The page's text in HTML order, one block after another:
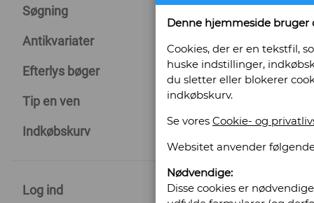
Søgning
Antikvariater
Efterlys bøger
Tip en ven
Indkøbskurv
Log ind
Sælges af:
Solvej 2, Søndervig
6950 Søndervig
Denne hjemmeside bruger
Cookies, der er en tekstfil,
huske indstillinger,
du sletter eller blokerer
indkøbskurv.
Se vores Cookie- og
Websitet anvender
Nødvendige:
Disse cookies er